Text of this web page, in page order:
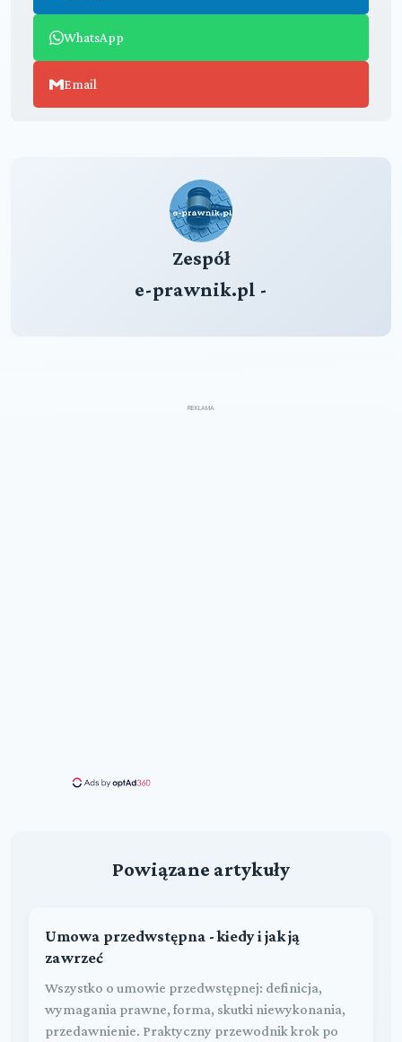
WhatsApp
Email
Zespół
e-prawnik.pl -
REKLAMA
Powiązane artykuły
Umowa przedwstępna - kiedy i jak ją
zawrzeć
Wszystko o umowie przedwstępnej: definicja,
wymagania prawne, forma, skutki niewykonania,
przedawnienie. Praktyczny przewodnik krok po